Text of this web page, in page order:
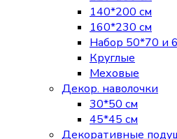
140*200 см
160*230 см
Набор 50*70 и
Круглые
Меховые
Декор. наволочки
30*50 см
45*45 см
Декоративные